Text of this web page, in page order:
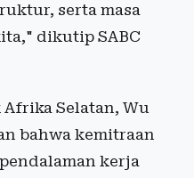
serta masa
dikutip SABC
Selatan, Wu
bahwa kemitraan
kerja